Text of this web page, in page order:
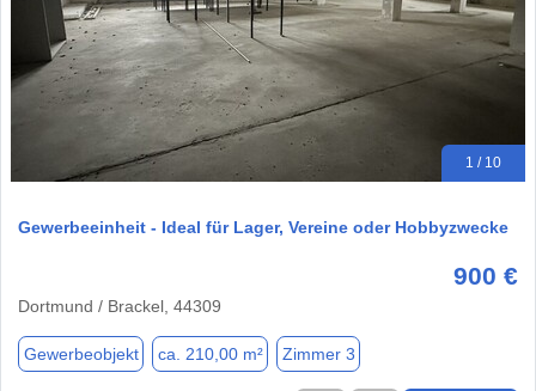
1 / 10
Gewerbeeinheit - Ideal für Lager, Vereine oder Hobbyzwecke
900 €
Dortmund / Brackel, 44309
Gewerbeobjekt ca. 210,00 m² Zimmer 3